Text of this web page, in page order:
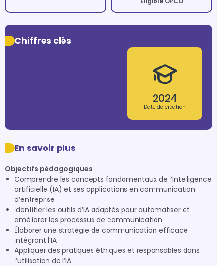
Chiffres clés
2024
Date de création
En savoir plus
Objectifs pédagogiques
Comprendre les concepts fondamentaux de l’intelligence
artificielle (IA) et ses applications en communication
d’entreprise
Identifier les outils d’IA adaptés pour automatiser et
améliorer les processus de communication
Élaborer une stratégie de communication efficace
intégrant l’IA
Appliquer des pratiques éthiques et responsables dans
l’utilisation de l’IA